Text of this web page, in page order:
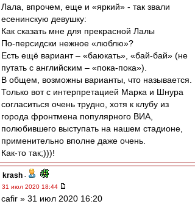
Лала, впрочем, еще и «яркий» - так звали
есенинскую девушку:
Как сказать мне для прекрасной Лалы
По-персидски нежное «люблю»?
Есть ещё вариант – «баюкать», «бай-бай» (не
путать с английским – «пока-пока»).
В общем, возможны варианты, что называется.
Только вот с интерпретацией Марка и Шнура
согласиться очень трудно, хотя к клубу из
города фронтмена популярного ВИА,
полюбившего выступать на нашем стадионе,
применительно вполне даже очень.
Как-то так;)))!
krash -
31 июл 2020 18:44
cafir » 31 июл 2020 16:20